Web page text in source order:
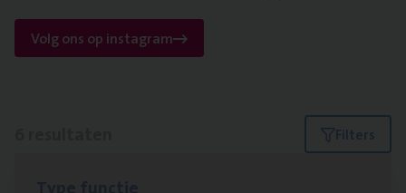
Volg ons op instagram
Filters